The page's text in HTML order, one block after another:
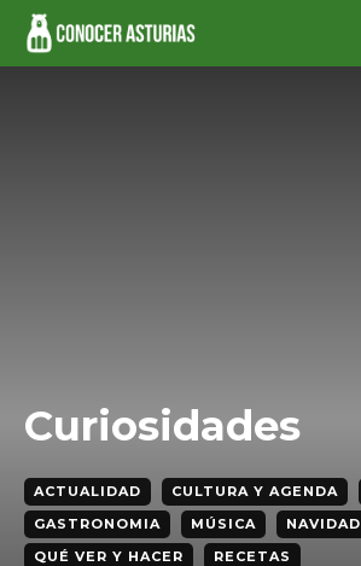
Curiosidades
ACTUALIDAD CULTURA Y AGENDA
GASTRONOMIA
MÚSICA
NAVIDAD
QUÉ VER Y HACER
RECETAS